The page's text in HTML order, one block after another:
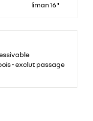
liman 16"
- exclut passage